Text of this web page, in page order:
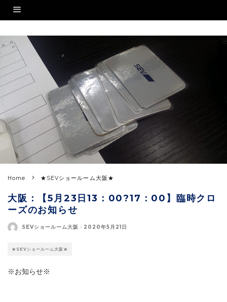
Home ★SEVショールーム大阪★
大阪：【5月23日13：00?17：00】臨時クロ
ーズのお知らせ
SEVショールーム大阪 · 2020年5月21日
★SEVショールーム大阪★
※お知らせ※